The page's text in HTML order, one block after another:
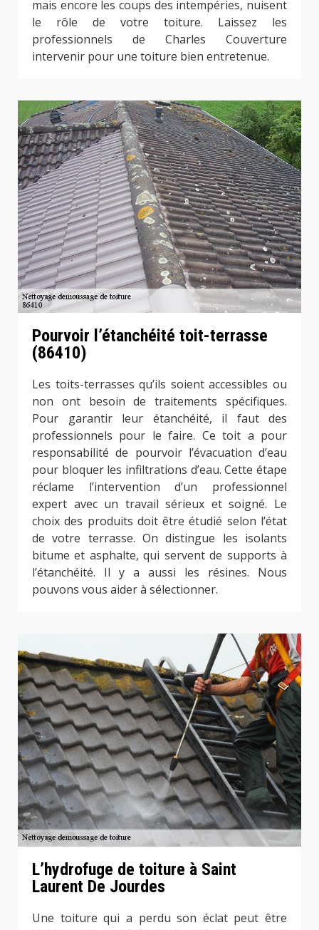
mais encore les coups des intempéries, nuisent
le rôle de votre toiture. Laissez les
professionnels de Charles Couverture
intervenir pour une toiture bien entretenue.
Pourvoir l’étanchéité toit-terrasse
(86410)
Les toits-terrasses qu’ils soient accessibles ou
non ont besoin de traitements spécifiques.
Pour garantir leur étanchéité, il faut des
professionnels pour le faire. Ce toit a pour
responsabilité de pourvoir l’évacuation d’eau
pour bloquer les infiltrations d’eau. Cette étape
réclame l’intervention d’un professionnel
expert avec un travail sérieux et soigné. Le
choix des produits doit être étudié selon l’état
de votre terrasse. On distingue les isolants
bitume et asphalte, qui servent de supports à
l’étanchéité. Il y a aussi les résines. Nous
pouvons vous aider à sélectionner.
L’hydrofuge de toiture à Saint
Laurent De Jourdes
Une toiture qui a perdu son éclat peut être